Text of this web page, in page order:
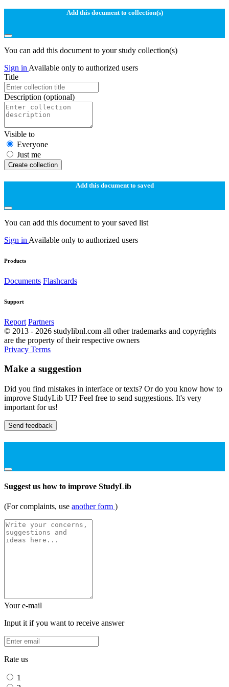
Add this document to collection(s)
You can add this document to your study collection(s)
Sign in Available only to authorized users
Title
Description (optional)
Visible to
Everyone
Just me
Create collection
Add this document to saved
You can add this document to your saved list
Sign in Available only to authorized users
Products
Documents Flashcards
Support
Report Partners
© 2013 - 2026 studylibnl.com all other trademarks and copyrights
are the property of their respective owners
Privacy Terms
Make a suggestion
Did you find mistakes in interface or texts? Or do you know how to
improve StudyLib UI? Feel free to send suggestions. It's very
important for us!
Send feedback
Suggest us how to improve StudyLib
(For complaints, use another form )
Your e-mail
Input it if you want to receive answer
Rate us
1